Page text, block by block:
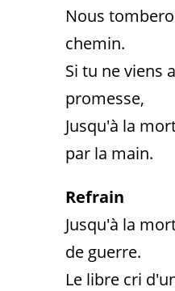
Nous
chemin.
Si tu ne viens
promesse,
Jusqu'à la
par la main.
Refrain
Jusqu'à la
de guerre.
Le libre cri